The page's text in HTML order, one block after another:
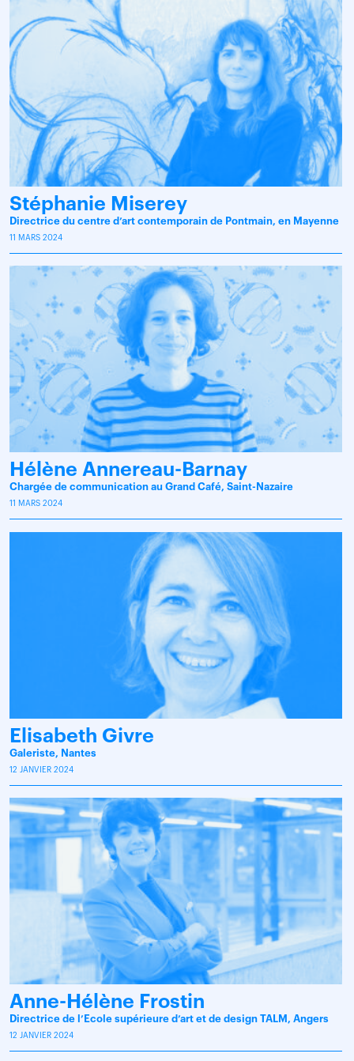
Stéphanie Miserey
Directrice du centre d’art contemporain de Pontmain, en Mayenne
11 MARS 2024
Hélène Annereau-Barnay
Chargée de communication au Grand Café, Saint-Nazaire
11 MARS 2024
Elisabeth Givre
Galeriste, Nantes
12 JANVIER 2024
Anne-Hélène Frostin
Directrice de l’Ecole supérieure d’art et de design TALM, Angers
12 JANVIER 2024